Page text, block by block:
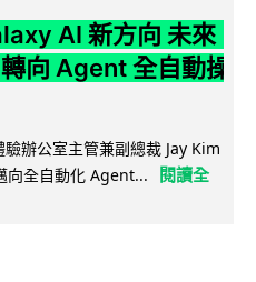
AI 新方向 未來
向 Agent 全自動操
辦公室主管兼副總裁 Jay Kim
向全自動化 Agent...
閱讀全